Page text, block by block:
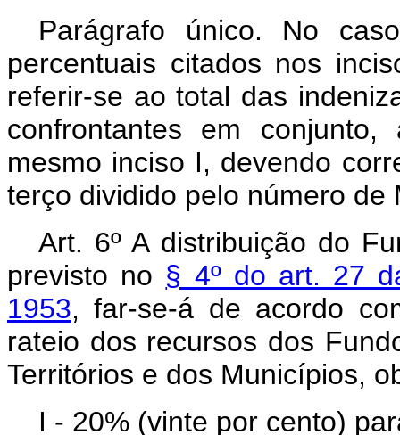
Parágrafo único. No
percentuais citados nos
referir-se ao total das
confrontantes em
mesmo inciso I, devendo
terço dividido pelo número
Art. 6º A distribuição do
previsto no § 4º do art. 27
1953, far-se-á de acordo
rateio dos recursos dos
Territórios e dos Municípios,
I - 20% (vinte por cento)